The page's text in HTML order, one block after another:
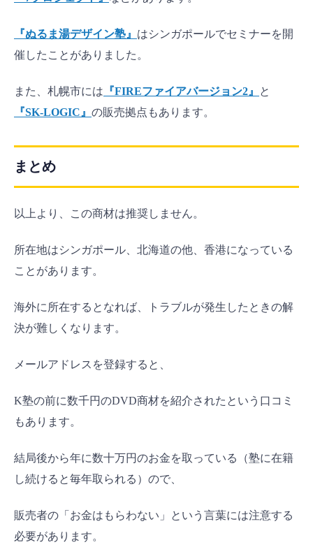
『ぬるま湯デザイン塾』 はシンガポールでセミナーを開
催したことがありました。
また、札幌市には 『FIREファイアバージョン2』
と
『SK-LOGIC』 の販売拠点もあります。
まとめ
以上より、この商材は推奨しません。
所在地はシンガポール、北海道の他、香港になっている
ことがあります。
海外に所在するとなれば、トラブルが発生したときの解
決が難しくなります。
メールアドレスを登録すると、
K塾の前に数千円のDVD商材を紹介されたという口コミ
もあります。
結局後から年に数十万円のお金を取っている（塾に在籍
し続けると毎年取られる）ので、
販売者の「お金はもらわない」という言葉には注意する
必要があります。